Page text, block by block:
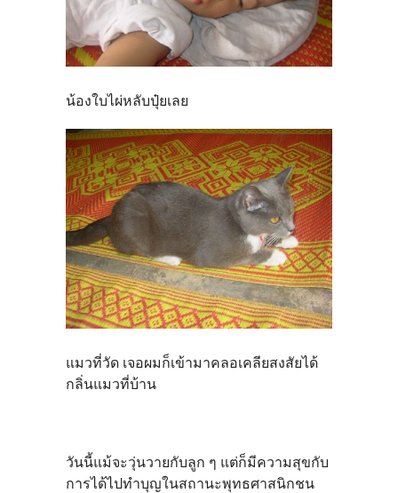
น้องใบไผ่หลับปุ๋ยเลย
แมวที่วัด เจอผมก็เข้ามาคลอเคลียสงสัยได้
กลิ่นแมวที่บ้าน
วันนี้แม้จะวุ่นวายกับลูก ๆ แต่ก็มีความสุขกับ
การได้ไปทำบุญในสถานะพุทธศาสนิกชน